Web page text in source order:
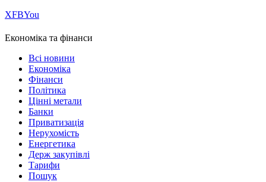
ХFBYou
Економіка та фінанси
Всі новини
Економіка
Фінанси
Політика
Цінні метали
Банки
Приватизація
Нерухомість
Енергетика
Держ закупівлі
Тарифи
Пошук